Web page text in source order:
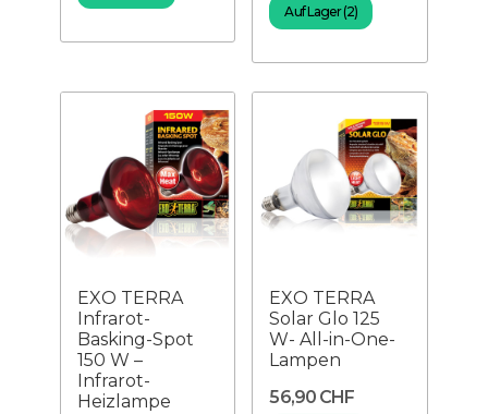
Auf Lager (2)
EXO TERRA
Infrarot-
Basking-Spot
150 W –
Infrarot-
Heizlampe
EXO TERRA
Solar Glo 125
W- All-in-One-
Lampen
56,90 CHF